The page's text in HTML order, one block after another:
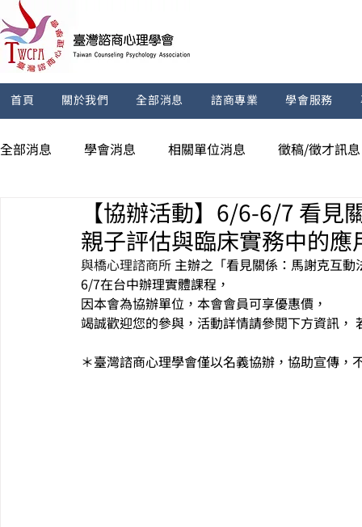
首頁 關於我們 全部消息 諮商專業 學會服務
全部消息 學會消息 相關單位消息 徵稿/徵才訊息
【協辦活動】6/6-6/7 看見
親子評估與臨床實務中的
與橋心理諮商所 主辦之「看見關係：馬謝克互動
6/7在台中辦理實體課程，
因本會為協辦單位，本會會員可享優惠價，
竭誠歡迎您的參與，活動詳情請參閱下方資訊，
＊臺灣諮商心理學會僅以名義協辦，協助宣傳，